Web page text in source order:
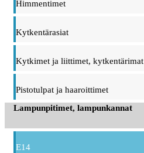
Himmentimet
Kytkentärasiat
Kytkimet ja liittimet, kytkentärimat
Pistotulpat ja haaroittimet
Lampunpitimet, lampunkannat
E14